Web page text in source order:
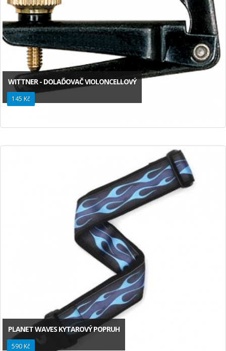
WITTNER - DOLAĎOVAČ VIOLONCELLOVÝ
145 Kč
PLANET WAVES KYTAROVÝ POPRUH
590 Kč